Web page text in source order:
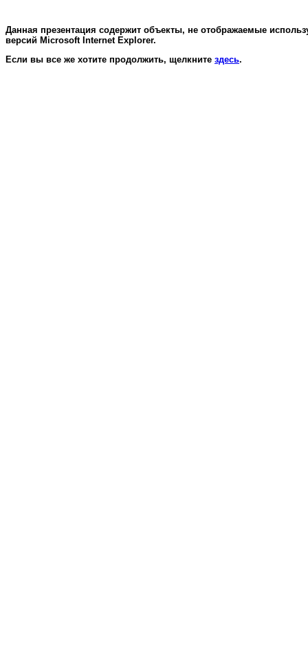
Данная презентация содержит объекты, не отображаемые
версий Microsoft Internet Explorer.
Если вы все же хотите продолжить, щелкните здесь.